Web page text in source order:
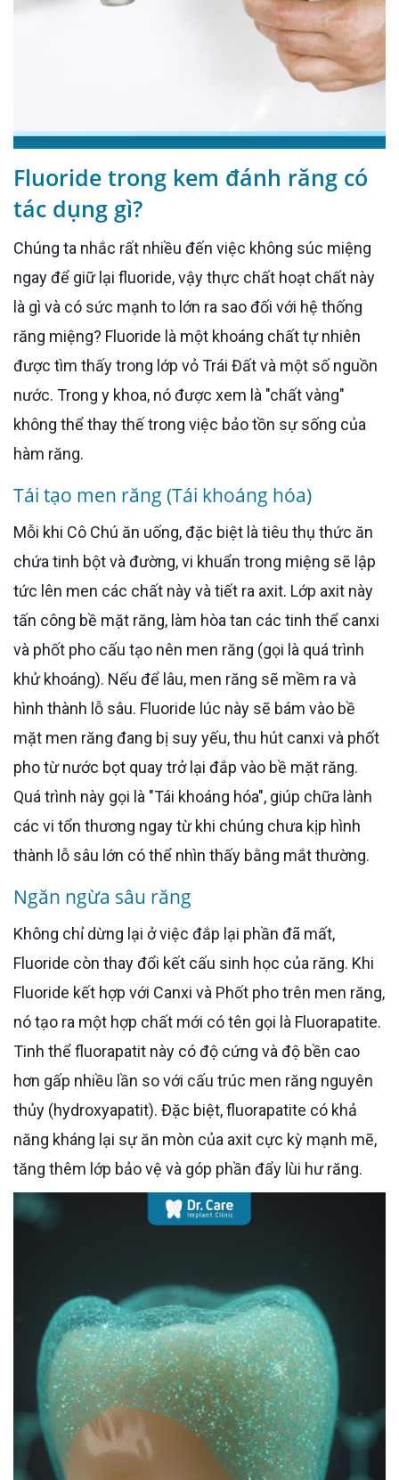
Fluoride trong kem đánh răng có
tác dụng gì?
Chúng ta nhắc rất nhiều đến việc không súc miệng
ngay để giữ lại fluoride, vậy thực chất hoạt chất này
là gì và có sức mạnh to lớn ra sao đối với hệ thống
răng miệng? Fluoride là một khoáng chất tự nhiên
được tìm thấy trong lớp vỏ Trái Đất và một số nguồn
nước. Trong y khoa, nó được xem là "chất vàng"
không thể thay thế trong việc bảo tồn sự sống của
hàm răng.
Tái tạo men răng (Tái khoáng hóa)
Mỗi khi Cô Chú ăn uống, đặc biệt là tiêu thụ thức ăn
chứa tinh bột và đường, vi khuẩn trong miệng sẽ lập
tức lên men các chất này và tiết ra axit. Lớp axit này
tấn công bề mặt răng, làm hòa tan các tinh thể canxi
và phốt pho cấu tạo nên men răng (gọi là quá trình
khử khoáng). Nếu để lâu, men răng sẽ mềm ra và
hình thành lỗ sâu. Fluoride lúc này sẽ bám vào bề
mặt men răng đang bị suy yếu, thu hút canxi và phốt
pho từ nước bọt quay trở lại đắp vào bề mặt răng.
Quá trình này gọi là "Tái khoáng hóa", giúp chữa lành
các vi tổn thương ngay từ khi chúng chưa kịp hình
thành lỗ sâu lớn có thể nhìn thấy bằng mắt thường.
Ngăn ngừa sâu răng
Không chỉ dừng lại ở việc đắp lại phần đã mất,
Fluoride còn thay đổi kết cấu sinh học của răng. Khi
Fluoride kết hợp với Canxi và Phốt pho trên men răng,
nó tạo ra một hợp chất mới có tên gọi là Fluorapatite.
Tinh thể fluorapatit này có độ cứng và độ bền cao
hơn gấp nhiều lần so với cấu trúc men răng nguyên
thủy (hydroxyapatit). Đặc biệt, fluorapatite có khả
năng kháng lại sự ăn mòn của axit cực kỳ mạnh mẽ,
tăng thêm lớp bảo vệ và góp phần đẩy lùi hư răng.